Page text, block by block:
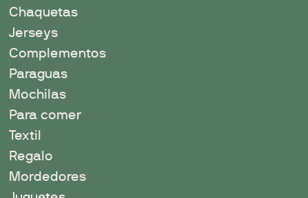
Chaquetas
Jerseys
Complementos
Paraguas
Mochilas
Para comer
Textil
Regalo
Mordedores